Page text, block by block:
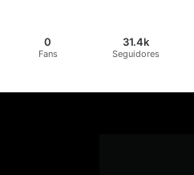
0
Fans
31.4k
Seguidores